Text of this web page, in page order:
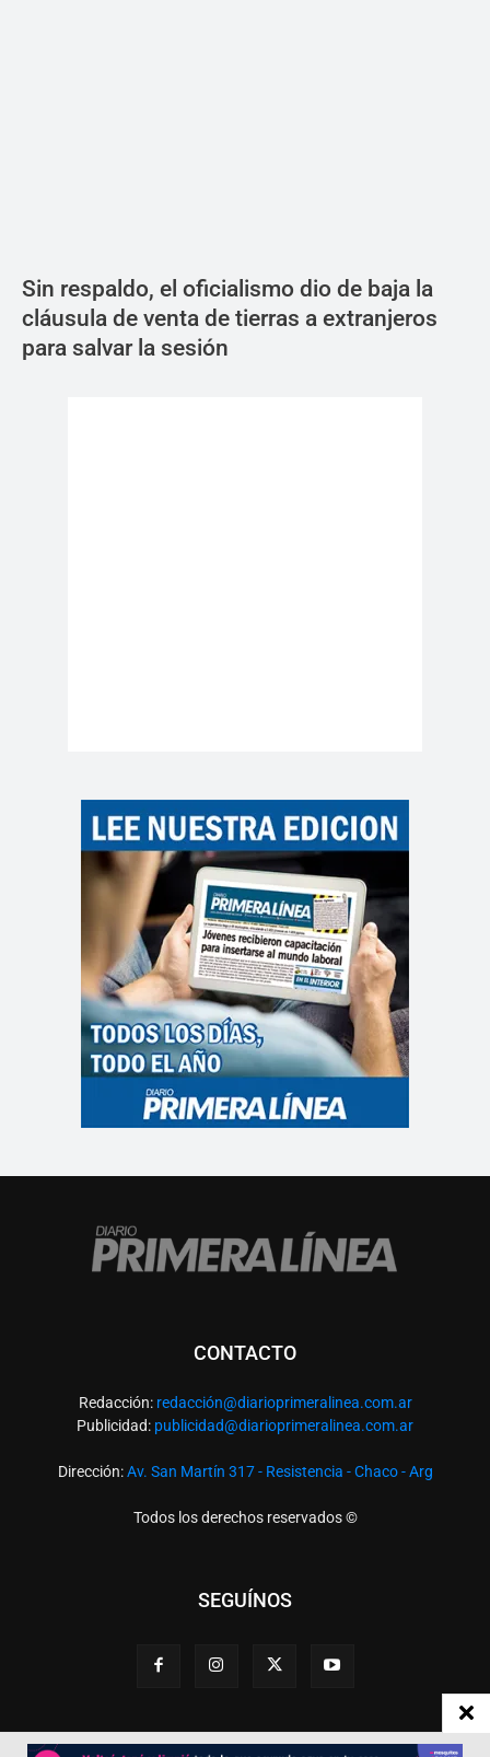
Sin respaldo, el oficialismo dio de baja la
cláusula de venta de tierras a extranjeros
para salvar la sesión
CONTACTO
Redacción: redacción@diarioprimeralinea.com.ar
Publicidad: publicidad@diarioprimeralinea.com.ar
Dirección:Av. San Martín 317 - Resistencia - Chaco - Arg
Todos los derechos reservados ©
SEGUÍNOS